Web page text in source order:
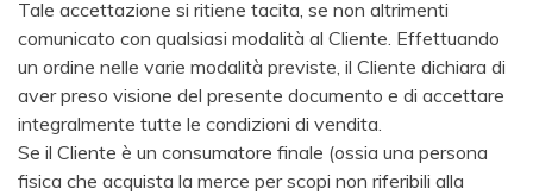
Tale accettazione si ritiene tacita, se non altrimenti
comunicato con qualsiasi modalità al Cliente. Effettuando
un ordine nelle varie modalità previste, il Cliente dichiara di
aver preso visione del presente documento e di accettare
integralmente tutte le condizioni di vendita.
Se il Cliente è un consumatore finale (ossia una persona
fisica che acquista la merce per scopi non riferibili alla